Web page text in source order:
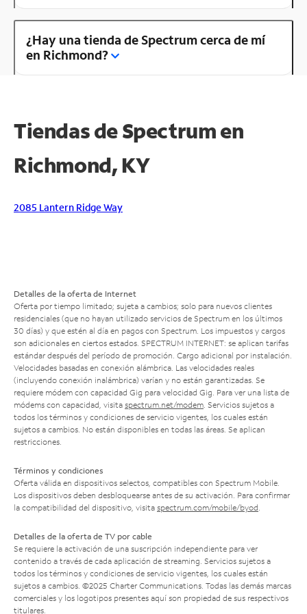
¿Hay una tienda de Spectrum cerca de mí
en Richmond?
Tiendas de Spectrum en
Richmond, KY
2085 Lantern Ridge Way
Detalles de la oferta de Internet
Oferta por tiempo limitado; sujeta a cambios; solo para nuevos clientes
residenciales (que no hayan utilizado servicios de Spectrum en los últimos
30 días) y que estén al día en pagos con Spectrum. Los impuestos y cargos
son adicionales en ciertos estados. SPECTRUM INTERNET: se aplican tarifas
estándar después del período de promoción. Cargo adicional por instalación.
Velocidades basadas en conexión alámbrica. Las velocidades reales
(incluyendo conexión inalámbrica) varían y no están garantizadas. Se
requiere módem con capacidad Gig para velocidad Gig. Para ver una lista de
módems con capacidad, visita spectrum.net/modem . Servicios sujetos a
todos los términos y condiciones de servicio vigentes, los cuales están
sujetos a cambios. No están disponibles en todas las áreas. Se aplican
restricciones.
Términos y condiciones
Oferta válida en dispositivos selectos, compatibles con Spectrum Mobile.
Los dispositivos deben desbloquearse antes de su activación. Para confirmar
la compatibilidad del dispositivo, visita spectrum.com/mobile/byod
Detalles de la oferta de TV por cable
Se requiere la activación de una suscripción independiente para ver
contenido a través de cada aplicación de streaming. Servicios sujetos a
todos los términos y condiciones de servicio vigentes, los cuales están
sujetos a cambios. ©2025 Charter Communications. Todas las demás marcas
comerciales y los logotipos presentes aquí son propiedad de sus respectivos
titulares.